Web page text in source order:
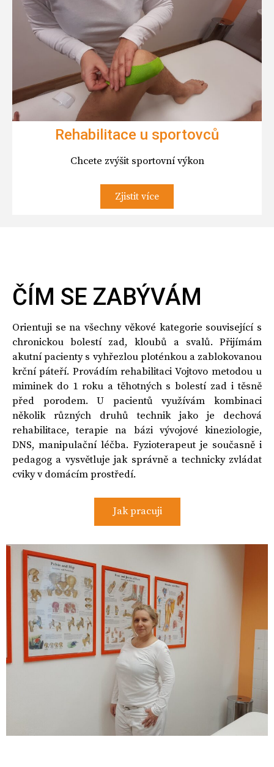
Rehabilitace u sportovců
Chcete zvýšit sportovní výkon
Zjistit více
ČÍM SE ZABÝVÁM
Orientuji se na všechny věkové kategorie související s
chronickou bolestí zad, kloubů a svalů. Přijímám
akutní pacienty s vyhřezlou ploténkou a zablokovanou
krční páteří. Provádím rehabilitaci Vojtovo metodou u
miminek do 1 roku a těhotných s bolestí zad i těsně
před porodem. U pacientů využívám kombinaci
několik různých druhů technik jako je dechová
rehabilitace, terapie na bázi vývojové kineziologie,
DNS, manipulační léčba. Fyzioterapeut je současně i
pedagog a vysvětluje jak správně a technicky zvládat
cviky v domácím prostředí.
Jak pracuji